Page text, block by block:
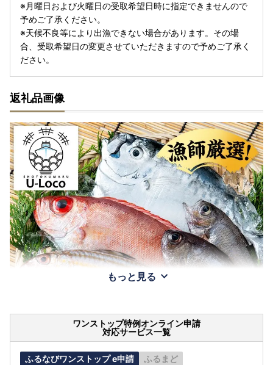
※月曜日および火曜日の受取希望日時に指定できませんので
予めご了承ください。
※天候不良等により出漁できない場合があります。その場
合、受取希望日の変更させていただきますので予めご了承く
ださい。
返礼品画像
もっと見る
ワンストップ特例オンライン申請
対応サービス一覧
ふるなびワンストップ e申請 ふるまど